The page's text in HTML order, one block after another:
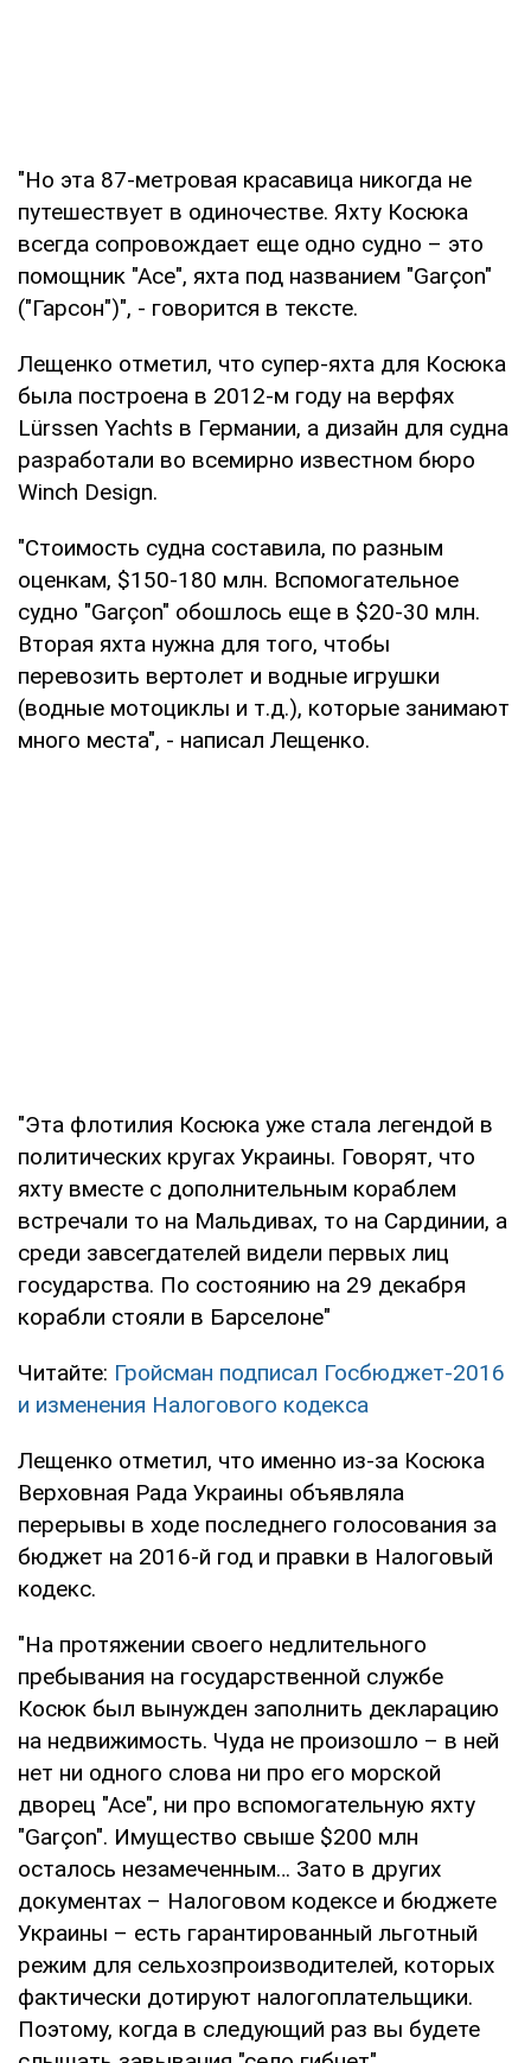
"Но эта 87-метровая красавица никогда не
путешествует в одиночестве. Яхту Косюка
всегда сопровождает еще одно судно – это
помощник "Асе", яхта под названием "Garçon"
("Гарсон")", - говорится в тексте.
Лещенко отметил, что супер-яхта для Косюка
была построена в 2012-м году на верфях
Lürssen Yachts в Германии, а дизайн для судна
разработали во всемирно известном бюро
Winch Design.
"Стоимость судна составила, по разным
оценкам, $150-180 млн. Вспомогательное
судно "Garçon" обошлось еще в $20-30 млн.
Вторая яхта нужна для того, чтобы
перевозить вертолет и водные игрушки
(водные мотоциклы и т.д.), которые занимают
много места", - написал Лещенко.
"Эта флотилия Косюка уже стала легендой в
политических кругах Украины. Говорят, что
яхту вместе с дополнительным кораблем
встречали то на Мальдивах, то на Сардинии, а
среди завсегдателей видели первых лиц
государства. По состоянию на 29 декабря
корабли стояли в Барселоне"
Читайте: Гройсман подписал Госбюджет-2016
и изменения Налогового кодекса
Лещенко отметил, что именно из-за Косюка
Верховная Рада Украины объявляла
перерывы в ходе последнего голосования за
бюджет на 2016-й год и правки в Налоговый
кодекс.
"На протяжении своего недлительного
пребывания на государственной службе
Косюк был вынужден заполнить декларацию
на недвижимость. Чуда не произошло – в ней
нет ни одного слова ни про его морской
дворец "Асе", ни про вспомогательную яхту
"Garçon". Имущество свыше $200 млн
осталось незамеченным… Зато в других
документах – Налоговом кодексе и бюджете
Украины – есть гарантированный льготный
режим для сельхозпроизводителей, которых
фактически дотируют налогоплательщики.
Поэтому, когда в следующий раз вы будете